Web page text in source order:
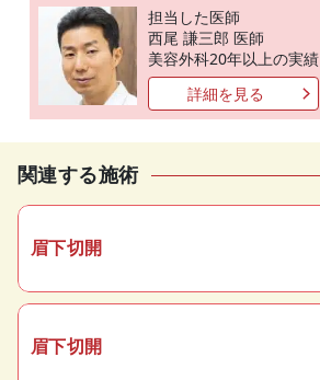
担当した医師
西尾 謙三郎 医師
美容外科20年以上の実績
詳細を見る
関連する施術
眉下切開
眉下切開